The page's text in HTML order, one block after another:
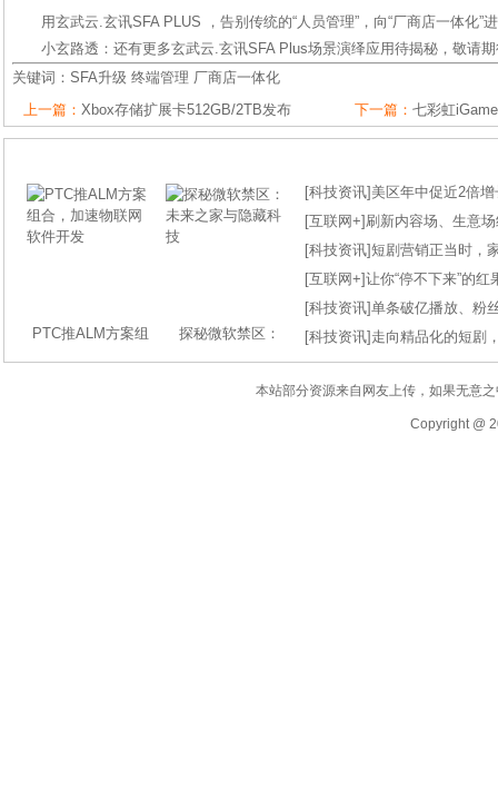
用玄武云.玄讯SFA PLUS ，告别传统的“人员管理”，向“厂商店一体化”
小玄路透：还有更多玄武云.玄讯SFA Plus场景演绎应用待揭秘，敬请
关键词： SFA升级 终端管理 厂商店一体化
上一篇： Xbox存储扩展卡512GB/2TB发布 下一篇： 七彩虹
PTC推ALM方案组 探秘微软禁区：
[科技资讯] 美区年中促近2倍
[互联网+] 刷新内容场、生意
[科技资讯]短剧营销正当时，
[互联网+]让你“停不下来”的
[科技资讯]单条破亿播放、粉
[科技资讯] 走向精品化的短剧
本站部分资源来自网友上传，如果无意
Copyright @